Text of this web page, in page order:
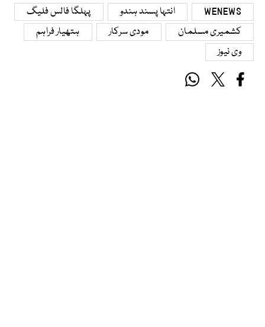
WENEWS انتہا پسند ہندو
پہلگا فالس فلیگ
کشمیری مسلمان
مودی سرکار
ہتھیار فراہم
وی نیوز